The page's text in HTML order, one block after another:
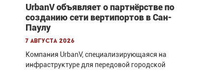
UrbanV объявляет о партнёрстве по
созданию сети вертипортов в Сан-
Паулу
7 августа 2026
Компания UrbanV, специализирующаяся на
инфраструктуре для передовой городской